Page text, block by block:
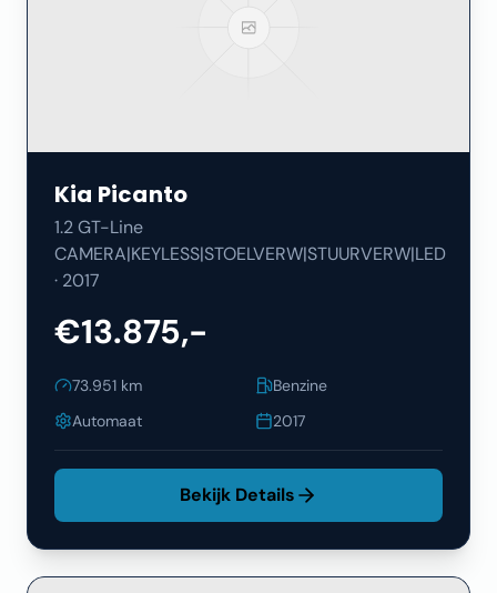
Kia Picanto
1.2 GT-Line
CAMERA|KEYLESS|STOELVERW|STUURVERW|LED
· 2017
€13.875,-
73.951 km
Benzine
Automaat
2017
Bekijk Details